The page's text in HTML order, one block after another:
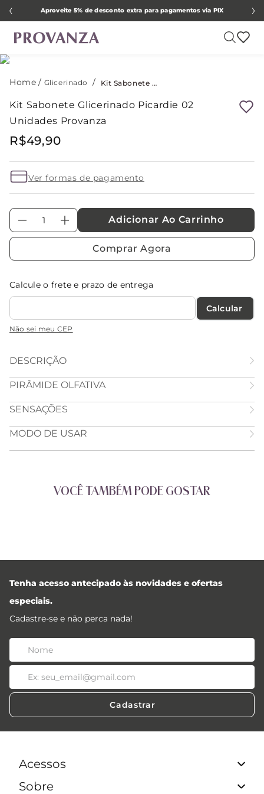
Aproveite 5% de desconto extra para pagamentos via PIX
Glicerinado Kit Sabonete Glicerinado Picardie 02 Unidades Provanza
Kit Sabonete Glicerinado Picardie 02
Unidades Provanza
R$49,90
Ver formas de pagamento
＋
－ Adicionar Ao Carrinho
Comprar Agora
Calcule o frete e prazo de entrega
Não sei meu CEP
DESCRIÇÃO
PIRÂMIDE OLFATIVA
SENSAÇÕES
MODO DE USAR
VOCÊ TAMBÉM PODE GOSTAR
Tenha acesso antecipado às novidades e ofertas
especiais.
Cadastre-se e não perca nada!
Cadastrar
Acessos
Acessos Lojistas
Sobre